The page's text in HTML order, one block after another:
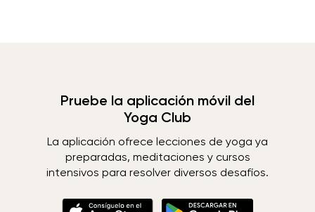
Pruebe la aplicación móvil del
Yoga Club
La aplicación ofrece lecciones de yoga ya
preparadas, meditaciones y cursos
intensivos para resolver diversos desafíos.